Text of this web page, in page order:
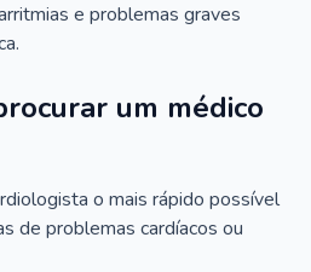
e problemas graves
um médico
o mais rápido possível
de problemas cardíacos ou